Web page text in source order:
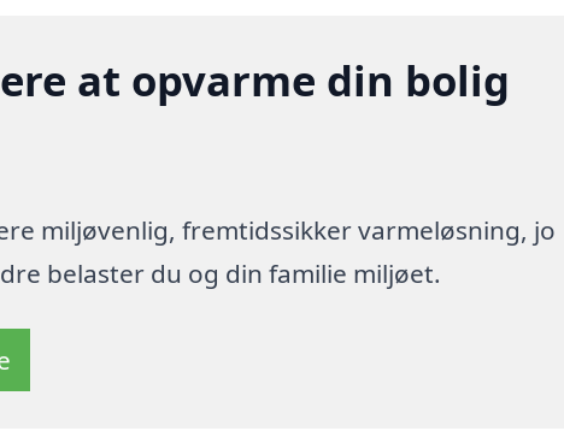
at opvarme din bolig
miljøvenlig, fremtidssikker varmeløsning, jo
belaster du og din familie miljøet.